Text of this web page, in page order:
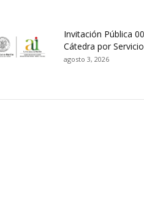
Invitación Pública
Cátedra por
agosto 3, 2026